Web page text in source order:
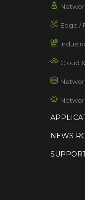
Edge /
Cloud
NEWS